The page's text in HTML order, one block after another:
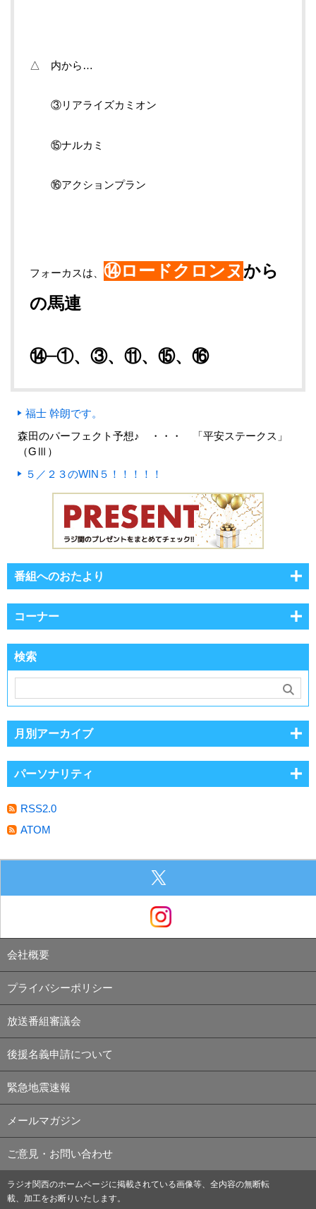
△ 内から…
③リアライズカミオン
⑮ナルカミ
⑯アクションプラン
フォーカスは、 ⑭ロードクロンヌから
の馬連
⑭─①、③、⑪、⑮、⑯
福士 幹朗です。
森田のパーフェクト予想♪ ・・・ 「平安ステークス」
（GⅢ）
５／２３のWIN５！！！！！
番組へのおたより
コーナー
検索
月別アーカイブ
パーソナリティ
RSS2.0
ATOM
会社概要
プライバシーポリシー
放送番組審議会
後援名義申請について
緊急地震速報
メールマガジン
ご意見・お問い合わせ
ラジオ関西のホームページに掲載されている画像等、全内容の無断転
載、加工をお断りいたします。